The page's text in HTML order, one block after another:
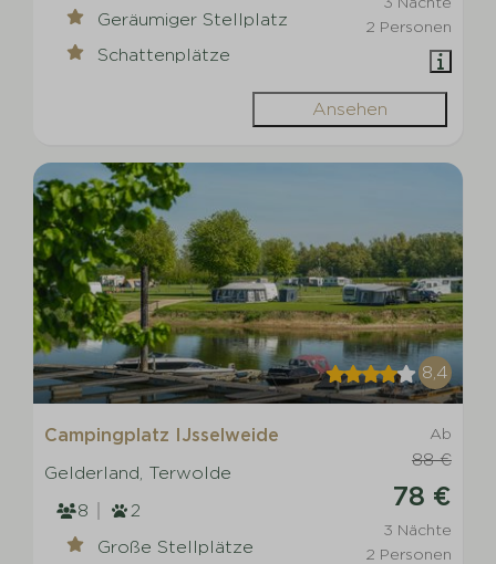
2 Personen
Geräumiger Stellplatz
Schattenplätze
Ansehen
8,4
Ab
88 €
78 €
3 Nächte
2 Personen
Campingplatz IJsselweide
Gelderland, Terwolde
8
2
Große Stellplätze